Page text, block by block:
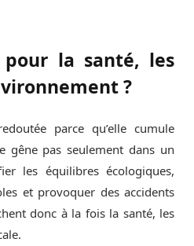
pour la santé, les
?
parce qu’elle cumule
gêne pas seulement dans un
les équilibres écologiques,
et provoquer des accidents
donc à la fois la santé, les